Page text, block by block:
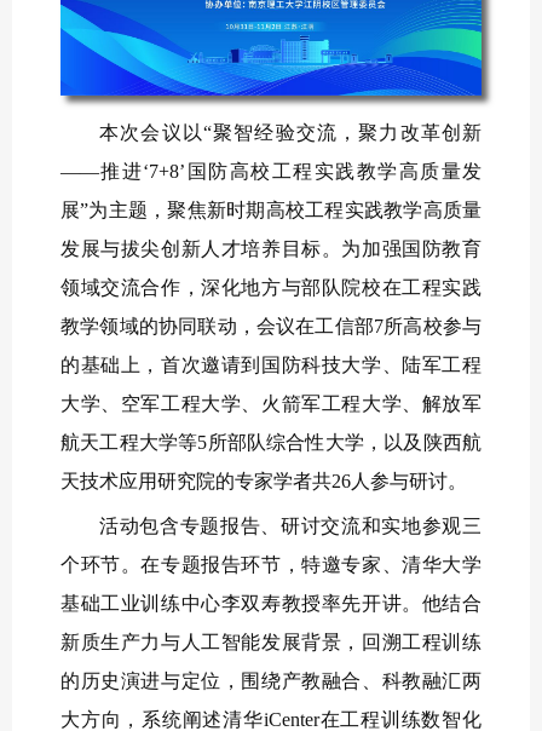
本次会议以“聚智经验交流，聚力改革创新
——推进‘7+8’国防高校工程实践教学高质量发
展”为主题，聚焦新时期高校工程实践教学高质量
发展与拔尖创新人才培养目标。为加强国防教育
领域交流合作，深化地方与部队院校在工程实践
教学领域的协同联动，会议在工信部7所高校参与
的基础上，首次邀请到国防科技大学、陆军工程
大学、空军工程大学、火箭军工程大学、解放军
航天工程大学等5所部队综合性大学，以及陕西航
天技术应用研究院的专家学者共26人参与研讨。
活动包含专题报告、研讨交流和实地参观三
个环节。在专题报告环节，特邀专家、清华大学
基础工业训练中心李双寿教授率先开讲。他结合
新质生产力与人工智能发展背景，回溯工程训练
的历史演进与定位，围绕产教融合、科教融汇两
大方向，系统阐述清华iCenter在工程训练数智化